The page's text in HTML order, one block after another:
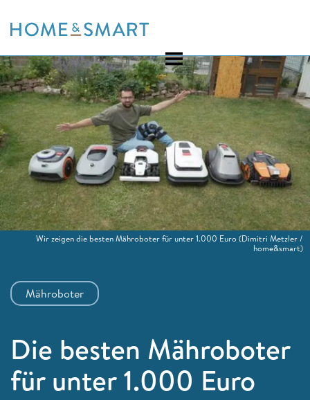
to
Mähroboter
Die besten Mähroboter
für unter 1.000 Euro
Wir zeigen die besten Mähroboter für unter 1.000 Euro (Dimitri Metzler /
home&smart)